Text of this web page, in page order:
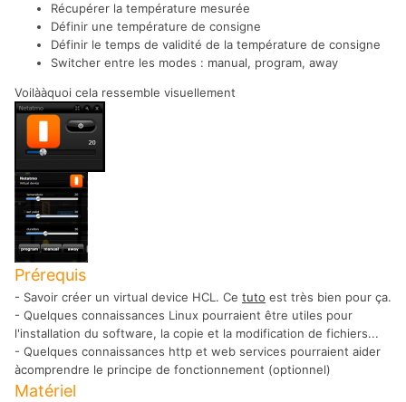
Récupérer la température mesurée
Définir une température de consigne
Définir le temps de validité de la température de consigne
Switcher entre les modes : manual, program, away
Voilààquoi cela ressemble visuellement
Prérequis
- Savoir créer un virtual device HCL. Ce tuto est très bien pour ça.
- Quelques connaissances Linux pourraient être utiles pour
l'installation du software, la copie et la modification de fichiers...
- Quelques connaissances http et web services pourraient aider
àcomprendre le principe de fonctionnement (optionnel)
Matériel